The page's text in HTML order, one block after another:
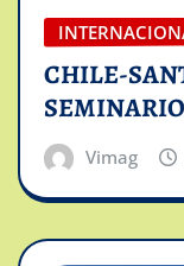
CHILE-
SEMINARIO
Vimag